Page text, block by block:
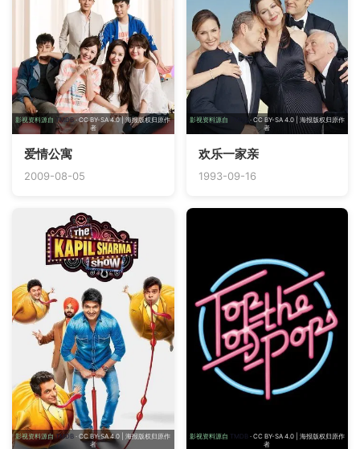
影视资料源自 TMDB· CC BY-SA 4.0 | 海报版权归原作
者
爱情公寓
2009-08-05
影视资料源自 TMDB· CC BY-SA 4.0 | 海报版权归原作
者
欢乐一家亲
1993-09-16
影视资料源自TMDB · CC BY-SA 4.0 | 海报版权归原作
者
影视资料源自 TMDB· CC BY-SA 4.0 | 海报版权归原作
者